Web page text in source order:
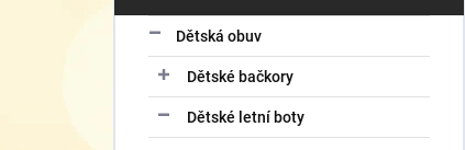
s
kategorie
Dětská obuv
Dětské bačkory
Dětské letní boty